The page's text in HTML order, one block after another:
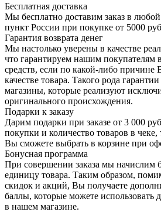
Бесплатная доставка
Мы бесплатно доставим заказ в
пункт России при покупке от 5000
Гарантия возврата денег
Мы настолько уверены в качестве
что гарантируем нашим покупателям
средств, если по какой-либо причине
качестве товара. Такого рода
магазины, которые реализуют
оригинального происхождения.
Подарки к заказу
Дарим подарки при заказе от 3 000
покупки и количество товаров в
Вы сможете выбрать в корзине при
Бонусная программа
При совершении заказа мы начислим
единицу товара. Таким образом,
скидок и акций, Вы получаете
баллы, которые можете использовать
в нашем магазине.